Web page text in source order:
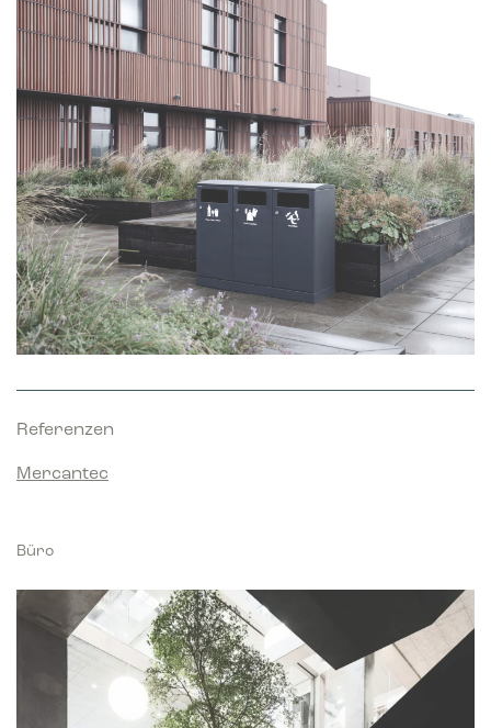
Referenzen
Mercantec
Büro